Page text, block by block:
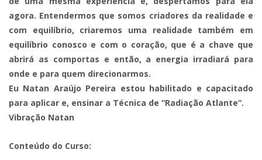
agora. Entendermos que somos criadores da realidade e
com equilíbrio, criaremos uma realidade também em
equilíbrio conosco e com o coração, que é a chave que
abrirá as comportas e então, a energia irradiará para
onde e para quem direcionarmos.
Eu Natan Araújo Pereira estou habilitado e capacitado
para aplicar e, ensinar a Técnica de “Radiação Atlante”.
Vibração Natan
Conteúdo do Curso: